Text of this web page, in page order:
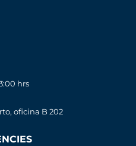
hrs
oficina B 202